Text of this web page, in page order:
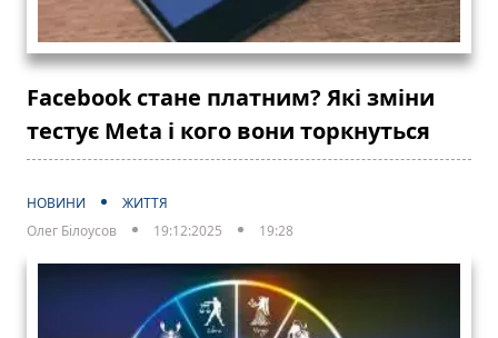
Facebook стане платним? Які зміни
тестує Meta і кого вони торкнуться
НОВИНИ
ЖИТТЯ
Олег Білоусов
19:12:2025 19:28